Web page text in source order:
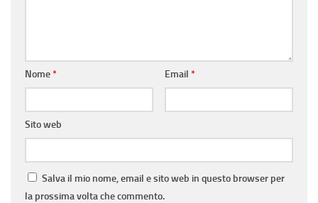
Nome* Email *
Sito web
Salva il mio nome, email e sito web in questo browser per
la prossima volta che commento.